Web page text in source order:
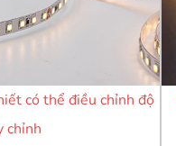
có thể điều chỉnh độ
chỉnh